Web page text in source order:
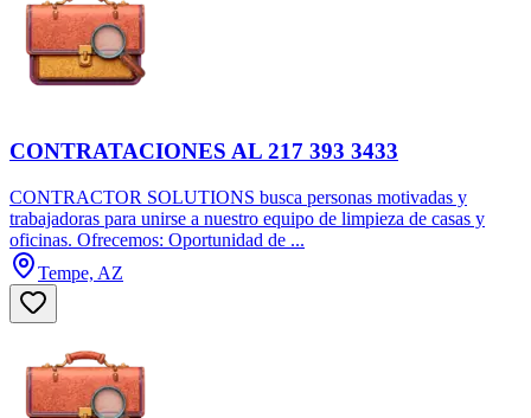
CONTRATACIONES AL 217 393 3433
CONTRACTOR SOLUTIONS busca personas motivadas y
trabajadoras para unirse a nuestro equipo de limpieza de casas y
oficinas. Ofrecemos: Oportunidad de ...
Tempe, AZ